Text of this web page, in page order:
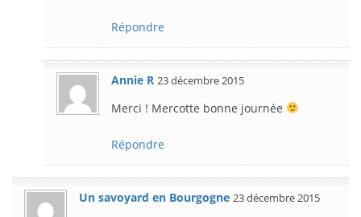
Répondre
Annie R 23 décembre 2015
Merci ! Mercotte bonne journée
Répondre
Un savoyard en Bourgogne 23 décembre 2015